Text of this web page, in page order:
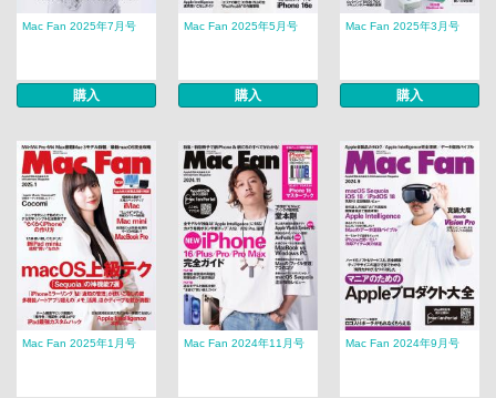
Mac Fan 2025年7月号
購入
Mac Fan 2025年5月号
購入
Mac Fan 2025年3月号
購入
Mac Fan 2025年1月号 Mac Fan 2024年11月号 Mac Fan 2024年9月号